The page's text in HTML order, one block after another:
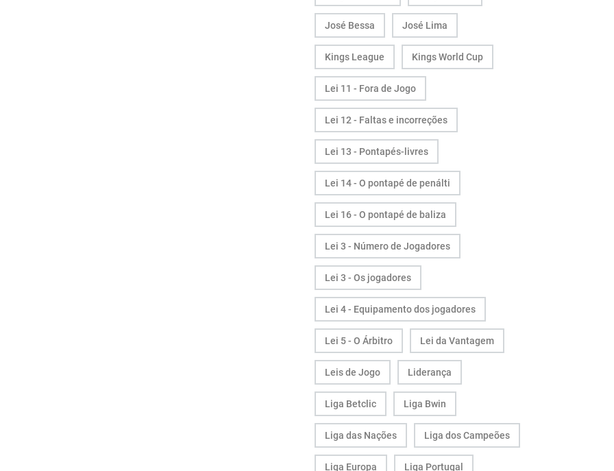
José Bessa José Lima
Kings League Kings World Cup
Lei 11 - Fora de Jogo
Lei 12 - Faltas e incorreções
Lei 13 - Pontapés-livres
Lei 14 - O pontapé de penálti
Lei 16 - O pontapé de baliza
Lei 3 - Número de Jogadores
Lei 3 - Os jogadores
Lei 4 - Equipamento dos jogadores
Lei 5 - O Árbitro Lei da Vantagem
Leis de Jogo Liderança
Liga Betclic Liga Bwin
Liga das Nações Liga dos Campeões
Liga Europa Liga Portugal